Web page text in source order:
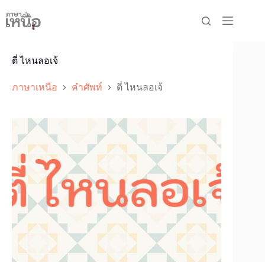
to
content
ตี่ ไหนลอเจ้
ภาษาเหนือ คำศัพท์ ตี่ ไหนลอเจ้